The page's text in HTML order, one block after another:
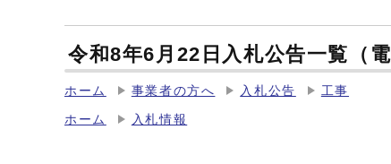
令和8年6月22日入札公告一覧
ホーム 事業者の方へ 入札公告 工事
ホーム 入札情報